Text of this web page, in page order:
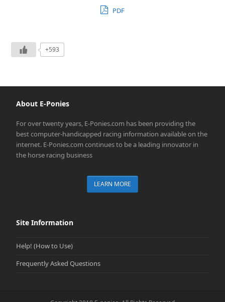
PDF
+593
About E-Ponies
For over twenty years, E-Ponies.com has been providing the
best computer-handicapped racing information available on the
internet. E-Ponies.com continues to be a leading innovator in
the horse racing business
LEARN MORE
Site Information
Help! (How to Use)
Frequently Asked Questions